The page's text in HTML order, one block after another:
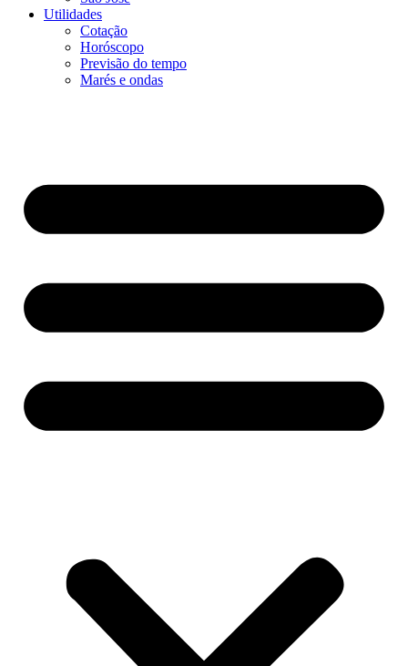
Utilidades
Cotação
Horóscopo
Previsão do tempo
Marés e ondas